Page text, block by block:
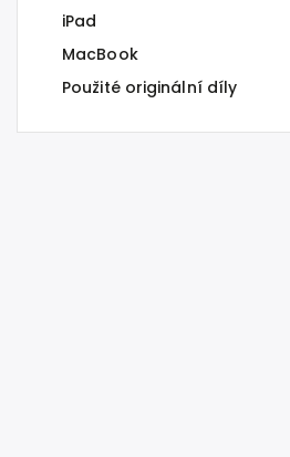
iPad
MacBook
Použité originální díly